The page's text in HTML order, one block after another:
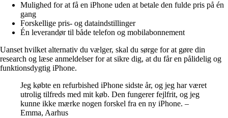
Mulighed for at få en iPhone uden at betale den fulde pris på én
gang
Forskellige pris- og dataindstillinger
Én leverandør til både telefon og mobilabonnement
Uanset hvilket alternativ du vælger, skal du sørge for at gøre din
research og læse anmeldelser for at sikre dig, at du får en pålidelig og
funktionsdygtig iPhone.
Jeg købte en refurbished iPhone sidste år, og jeg har været
utrolig tilfreds med mit køb. Den fungerer fejlfrit, og jeg
kunne ikke mærke nogen forskel fra en ny iPhone. –
Emma, Aarhus